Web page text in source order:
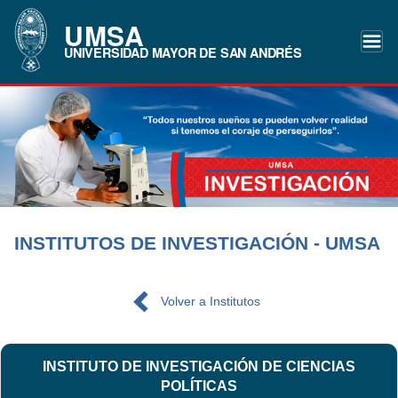
UMSA
UNIVERSIDAD MAYOR DE SAN ANDRÉS
INSTITUTOS DE INVESTIGACIÓN - UMSA
Volver a Institutos
INSTITUTO DE INVESTIGACIÓN DE CIENCIAS
POLÍTICAS